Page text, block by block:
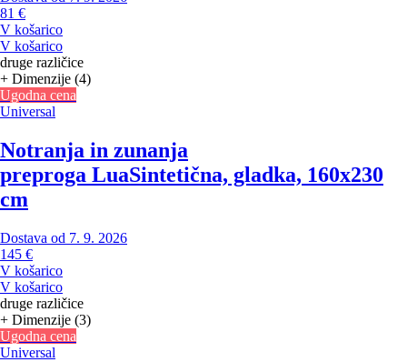
81 €
V košarico
V košarico
druge različice
+ Dimenzije (4)
Ugodna cena
Universal
Notranja in zunanja
preproga LuaSintetična, gladka, 160x230
cm
Dostava od 7. 9. 2026
145 €
V košarico
V košarico
druge različice
+ Dimenzije (3)
Ugodna cena
Universal